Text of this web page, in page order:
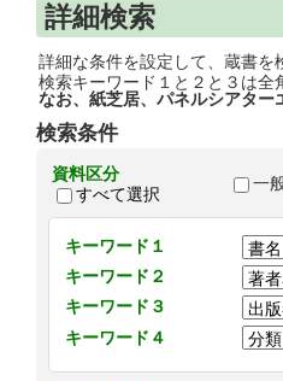
詳細検索
詳細な条件を設定して、蔵書を
検索キーワード１と２と３は
なお、紙芝居、パネルシアタ
検索条件
資料区分
すべて選択
一
キーワード１
キーワード２
キーワード３
キーワード４